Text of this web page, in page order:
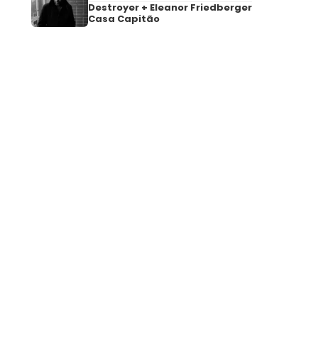
Destroyer + Eleanor Friedberger
Casa Capitão